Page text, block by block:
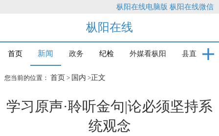
枞阳在线电脑版 枞阳在线微信
枞阳在线
首页 新闻 政务 纪检 外媒看枞阳 县直
您当前的位置： 首页 > 国内 >正文
学习原声·聆听金句|论必须坚持系
统观念